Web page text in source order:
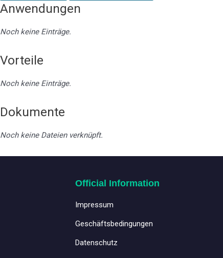
Anwendungen
Noch keine Einträge.
Vorteile
Noch keine Einträge.
Dokumente
Noch keine Dateien verknüpft.
Official Information
Impressum
Geschäftsbedingungen
Datenschutz